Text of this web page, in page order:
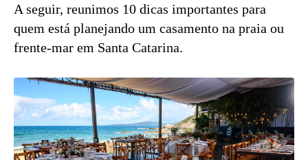
A seguir, reunimos 10 dicas importantes para
quem está planejando um casamento na praia ou
frente-mar em Santa Catarina.